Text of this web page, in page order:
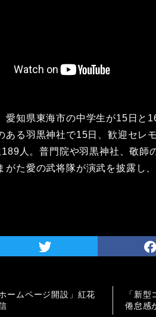
愛知県東海市の中学生が15日と
ある羽黒神社で15日、歓迎セレ
人。普門院や羽黒神社、敬師
がた愛の武将隊が演武を披露し、
ームページ開設」紅花
「新
倦怠感